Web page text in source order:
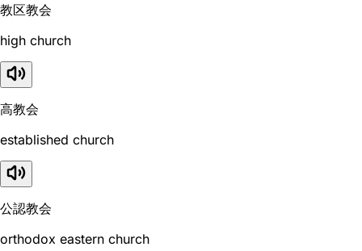
教区教会
high church
高教会
established church
公認教会
orthodox eastern church